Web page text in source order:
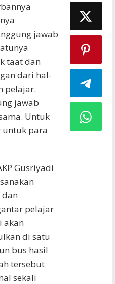
jawab
taat dan
dari hal-
pelajar.
jawab
Untuk
untuk para
Gusriyadi
pelajar
akan
di satu
bus hasil
tersebut
sekali